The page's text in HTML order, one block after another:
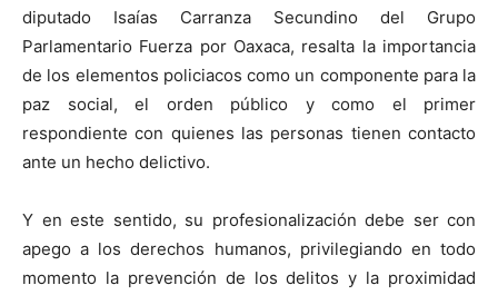
diputado Isaías Carranza Secundino del Grupo
Parlamentario Fuerza por Oaxaca, resalta la importancia
de los elementos policiacos como un componente para la
paz social, el orden público y como el primer
respondiente con quienes las personas tienen contacto
ante un hecho delictivo.
Y en este sentido, su profesionalización debe ser con
apego a los derechos humanos, privilegiando en todo
momento la prevención de los delitos y la proximidad